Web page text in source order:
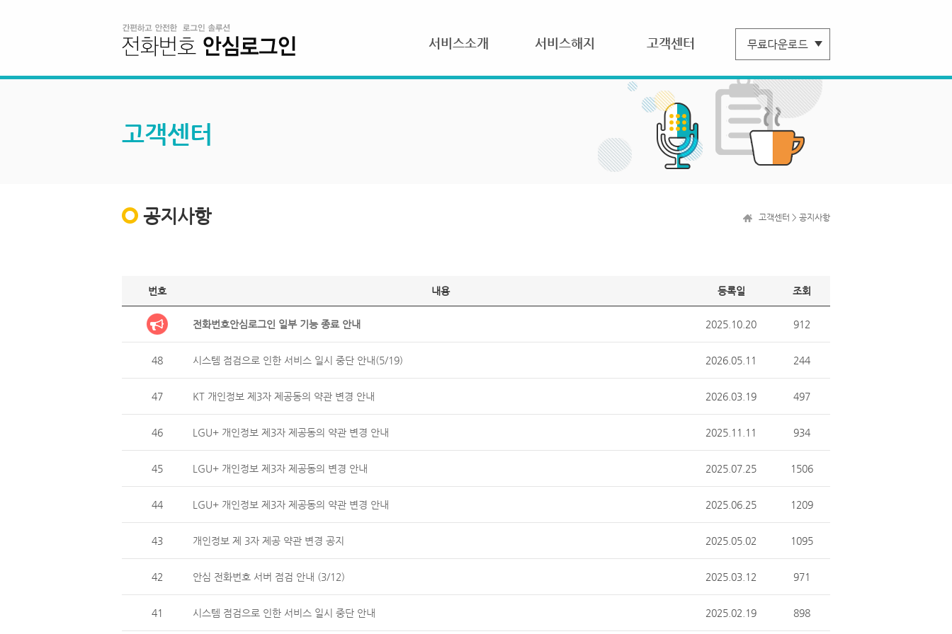
서비스소개 서비스해지 고객센터
고객센터
공지사항 고객센터 > 공지사항
번호 내용 등록일 조회
전화번호안심로그인 일부 기능 종료 안내 2025.10.20 912
48 시스템 점검으로 인한 서비스 일시 중단 안내(5/19) 2026.05.11 244
47 KT 개인정보 제3자 제공동의 약관 변경 안내 2026.03.19 497
46 LGU+ 개인정보 제3자 제공동의 약관 변경 안내 2025.11.11 934
45 LGU+ 개인정보 제3자 제공동의 변경 안내 2025.07.25 1506
44 LGU+ 개인정보 제3자 제공동의 약관 변경 안내 2025.06.25 1209
43 개인정보 제 3자 제공 약관 변경 공지 2025.05.02 1095
42 안심 전화번호 서버 점검 안내 (3/12) 2025.03.12 971
41 시스템 점검으로 인한 서비스 일시 중단 안내 2025.02.19 898